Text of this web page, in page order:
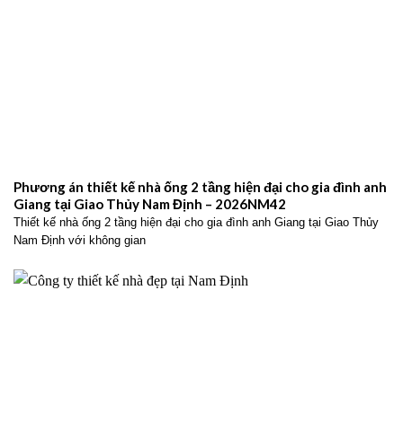
Phương án thiết kế nhà ống 2 tầng hiện đại cho gia đình anh
Giang tại Giao Thủy Nam Định – 2026NM42
Thiết kế nhà ống 2 tầng hiện đại cho gia đình anh Giang tại Giao Thủy
Nam Định với không gian